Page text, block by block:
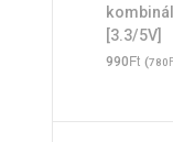
[3.3/5V]
990Ft (780